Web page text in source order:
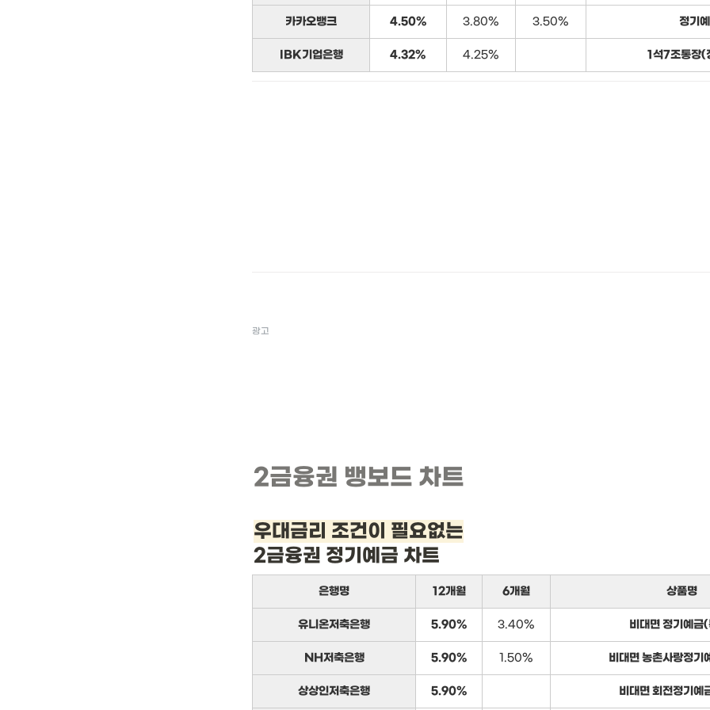
카카오뱅크 4.50% 3.80% 3.50% 정기
IBK기업은행 4.32% 4.25% 1석7조통장(
광고
2금융권 뱅보드 차트
우대금리 조건이 필요없는
2금융권 정기예금 차트
은행명 12개월 6개월 상품명
유니온저축은행 5.90% 3.40% 비대면 정기예금
NH저축은행 5.90% 1.50% 비대면 농촌사랑정기
상상인저축은행 5.90% 비대면 회전정기예